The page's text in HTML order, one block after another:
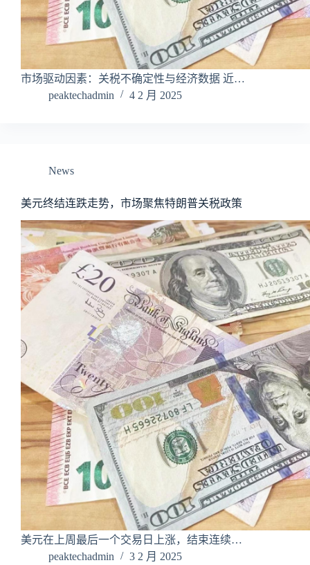
市场驱动因素：关税不确定性与经济数据 近…
peaktechadmin
4 2 月 2025
News
美元终结连跌走势，市场聚焦特朗普关税政策
美元在上周最后一个交易日上涨，结束连续…
peaktechadmin
3 2 月 2025